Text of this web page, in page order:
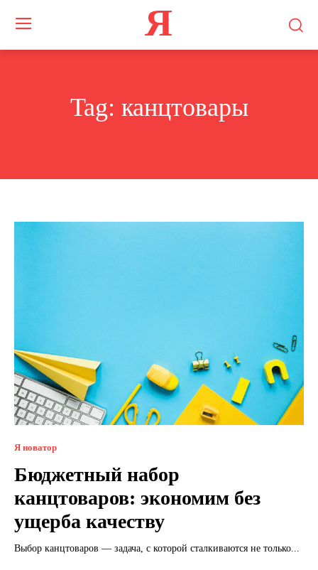
Я
Tag: канцтовары
Я новатор
Бюджетный набор
канцтоваров: экономим без
ущерба качеству
Выбор канцтоваров — задача, с которой сталкиваются не только...